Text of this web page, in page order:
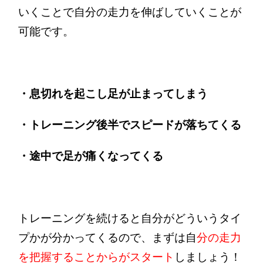
いくことで自分の走力を伸ばしていくことが
可能です。
・息切れを起こし足が止まってしまう
・トレーニング後半でスピードが落ちてくる
・途中で足が痛くなってくる
トレーニングを続けると自分がどういうタイ
プかが分かってくるので、まずは自分の走力
を把握することからがスタート しましょう！